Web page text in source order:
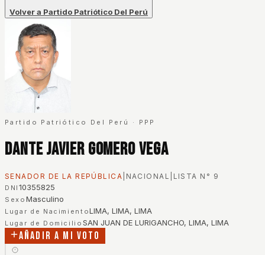
Volver a Partido Patriótico Del Perú
Partido Patriótico Del Perú · PPP
Dante Javier Gomero Vega
SENADOR DE LA REPÚBLICA NACIONAL LISTA N° 9
DNI 10355825
Sexo Masculino
Lugar de NacimientoLIMA, LIMA, LIMA
Lugar de Domicilio SAN JUAN DE LURIGANCHO, LIMA, LIMA
Añadir a mi voto